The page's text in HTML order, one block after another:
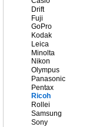
Drift
Fuji
GoPro
Kodak
Leica
Minolta
Nikon
Olympus
Panasonic
Pentax
Ricoh
Rollei
Samsung
Sony